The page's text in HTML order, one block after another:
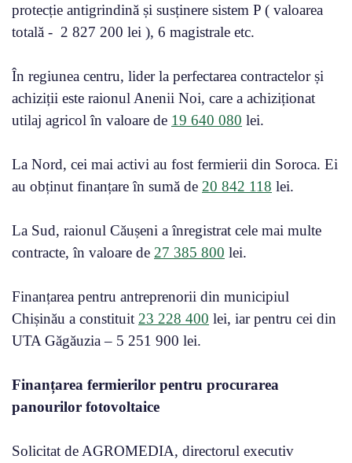
protecție antigrindină și susținere sistem P ( valoarea
totală - 2 827 200 lei ), 6 magistrale etc.
În regiunea centru, lider la perfectarea contractelor și
achiziții este raionul Anenii Noi, care a achiziționat
utilaj agricol în valoare de 19 640 080 lei.
La Nord, cei mai activi au fost fermierii din Soroca. Ei
au obținut finanțare în sumă de 20 842 118 lei.
La Sud, raionul Căușeni a înregistrat cele mai multe
contracte, în valoare de 27 385 800 lei.
Finanțarea pentru antreprenorii din municipiul
Chișinău a constituit 23 228 400 lei, iar pentru cei din
UTA Găgăuzia – 5 251 900 lei.
Finanțarea fermierilor pentru procurarea
panourilor fotovoltaice
Solicitat de AGROMEDIA, directorul executiv